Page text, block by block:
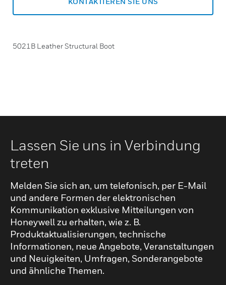
5021B Leather Structural Boot
Lassen Sie uns in Verbindung
treten
Melden Sie sich an, um telefonisch, per E-Mail
und andere Formen der elektronischen
Kommunikation exklusive Mitteilungen von
Honeywell zu erhalten, wie z. B.
Produktaktualisierungen, technische
Informationen, neue Angebote, Veranstaltungen
und Neuigkeiten, Umfragen, Sonderangebote
und ähnliche Themen.